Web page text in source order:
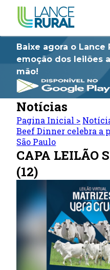
Baixe agora o Lance
emoção dos leilões
mão!
Notícias
Pagina Inicial >
Beef Dinner celebra a
São Paulo
CAPA LEILÃO
(12)